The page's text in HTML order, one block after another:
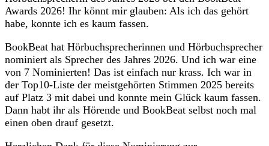
des
Jahres
Awards 2026! Ihr könnt mir glauben: Als ich das gehört
habe, konnte ich es kaum fassen.
BookBeat hat Hörbuchsprecherinnen und Hörbuchsprecher
nominiert als Sprecher des Jahres 2026. Und ich war eine
von 7 Nominierten! Das ist einfach nur krass. Ich war in
der Top10-Liste der meistgehörten Stimmen 2025 bereits
auf Platz 3 mit dabei und konnte mein Glück kaum fassen.
Dann habt ihr als Hörende und BookBeat selbst noch mal
einen oben drauf gesetzt.